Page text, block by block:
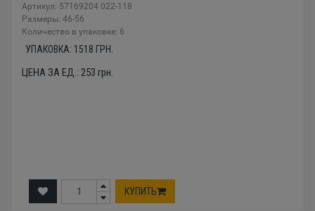
Артикул: 57169204 022-118
Размеры: 46-56
Количество в упаковке: 6
УПАКОВКА: 1518 ГРН.
ЦЕНА ЗА ЕД.: 253 грн.
КУПИТЬ